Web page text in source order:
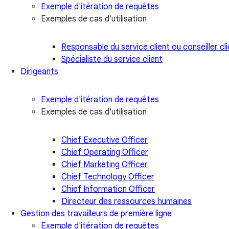
Exemple d'itération de requêtes
Exemples de cas d'utilisation
Responsable du service client ou conseiller
Spécialiste du service client
Dirigeants
Exemple d'itération de requêtes
Exemples de cas d'utilisation
Chief Executive Officer
Chief Operating Officer
Chief Marketing Officer
Chief Technology Officer
Chief Information Officer
Directeur des ressources humaines
Gestion des travailleurs de première ligne
Exemple d'itération de requêtes